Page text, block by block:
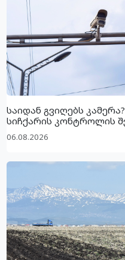
საიდან გვიღებს
სიჩქარის კონტროლის
06.08.2026